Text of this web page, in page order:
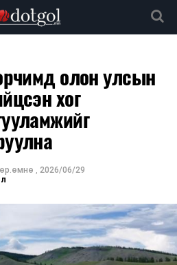
олон улсын
хог
, 2026/06/29